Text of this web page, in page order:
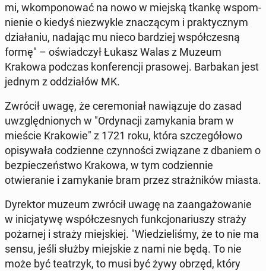
mi, wkom­ponować na nowo w miejską tkankę wspom­
nie­nie o kiedyś niezwyk­le znaczą­cym i prak­ty­cznym
dzi­ała­niu, nadając mu nieco bardziej współczes­ną
formę" – oświad­czył Łukasz Walas z Muzeum
Krakowa podczas kon­fer­encji pra­sowej. Bar­bakan jest
jednym z odd­zi­ałów MK.
Zwrócił uwagę, że cer­e­mo­ni­ał naw­iązu­je do zasad
uwzględ­nionych w "Or­dy­nacji za­myka­nia bram w
mieście Krakowie" z 1721 roku, która szczegółowo
opisy­wała codzi­enne czyn­noś­ci związane z dbaniem o
bez­pieczeńst­wo Krakowa, w tym codzi­en­nie
otwieranie i za­mykanie bram przez strażników miasta.
Dyrek­tor muzeum zwrócił uwagę na zaan­gażowanie
w in­ic­jaty­wę współczes­nych funkcjonar­iuszy straży
pożarnej i straży miejskiej. "Wiedzieliśmy, że to nie ma
sensu, jeśli służby miejskie z nami nie będą. To nie
może być teatrzyk, to musi być żywy obrzęd, który